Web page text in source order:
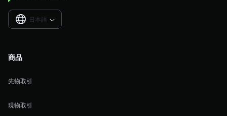
日本語 
商品
先物取引
現物取引